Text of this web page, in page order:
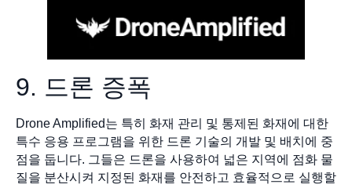
9. 드론 증폭
Drone Amplified는 특히 화재 관리 및 통제된 화재에 대한
특수 응용 프로그램을 위한 드론 기술의 개발 및 배치에 중
점을 둡니다. 그들은 드론을 사용하여 넓은 지역에 점화 물
질을 분산시켜 지정된 화재를 안전하고 효율적으로 실행할